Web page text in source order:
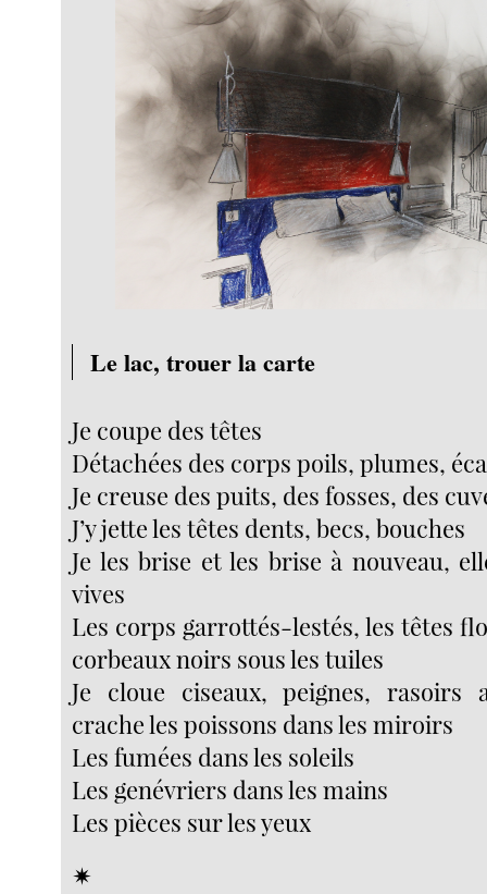
Le lac, trouer la carte
Je coupe des têtes
Détachées des corps poils, plumes,
Je creuse des puits, des fosses, des
J’y jette les têtes dents, becs, bouches
Je les brise et les brise à nouveau,
vives
Les corps garrottés-lestés, les têtes
corbeaux noirs sous les tuiles
Je cloue ciseaux, peignes, rasoirs
crache les poissons dans les miroirs
Les fumées dans les soleils
Les genévriers dans les mains
Les pièces sur les yeux
✴︎